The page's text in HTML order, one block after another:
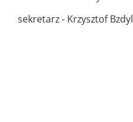
sekretarz - Krzysztof Bzdyl